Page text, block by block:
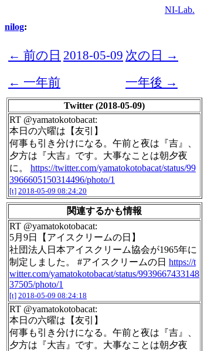
NI-Lab.
nilog:
← 前の日 2018-05-09 次の日 →
← 一年前
一年後 →
Twitter (2018-05-09)
RT @yamatokotobacat:
本日の六曜は【友引】
何事も引き分けになる。午前と夜は『吉』、
夕方は『大吉』です。大事なことは朝夕夜
に。 https://twitter.com/yamatokotobacat/status/99
3966605150314496/photo/1
[t] 2018-05-09 08:24:20
関連するかも情報
RT @yamatokotobacat:
5月9日【アイスクリームの日】
社団法人日本アイスクリーム協会が1965年に
制定しました。 #アイスクリームの日 https://t
witter.com/yamatokotobacat/status/9939667433148
37505/photo/1
[t] 2018-05-09 08:24:18
RT @yamatokotobacat:
本日の六曜は【友引】
何事も引き分けになる。午前と夜は『吉』、
夕方は『大吉』です。大事なことは朝夕夜